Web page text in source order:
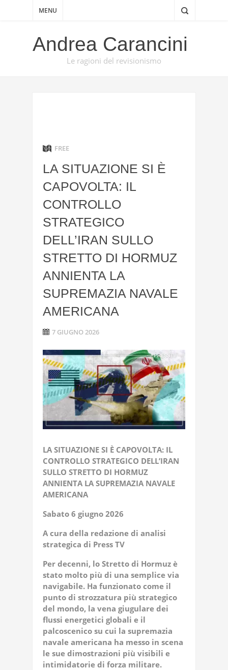
MENU
Andrea Carancini
Le ragioni del revisionismo
FREE
LA SITUAZIONE SI È
CAPOVOLTA: IL
CONTROLLO
STRATEGICO
DELL’IRAN SULLO
STRETTO DI HORMUZ
ANNIENTA LA
SUPREMAZIA NAVALE
AMERICANA
7 GIUGNO 2026
LA SITUAZIONE SI È CAPOVOLTA: IL
CONTROLLO STRATEGICO DELL’IRAN
SULLO STRETTO DI HORMUZ
ANNIENTA LA SUPREMAZIA NAVALE
AMERICANA
Sabato 6 giugno 2026
A cura della redazione di analisi
strategica di Press TV
Per decenni, lo Stretto di Hormuz è
stato molto più di una semplice via
navigabile. Ha funzionato come il
punto di strozzatura più strategico
del mondo, la vena giugulare dei
flussi energetici globali e il
palcoscenico su cui la supremazia
navale americana ha messo in scena
le sue dimostrazioni più visibili e
intimidatorie di forza militare.